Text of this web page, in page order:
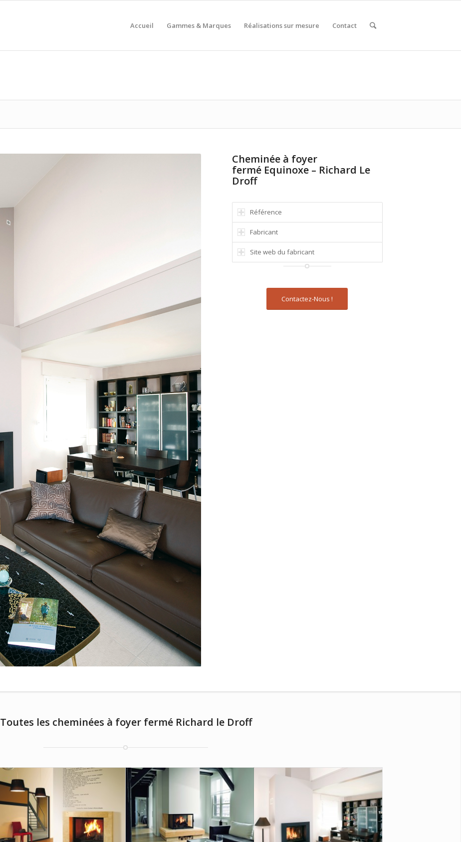
Accueil Gammes & Marques Réalisations sur mesure Contact
Cheminée à foyer
fermé Equinoxe – Richard Le
Droff
Référence
Fabricant
Site web du fabricant
Contactez-Nous !
Toutes les cheminées à foyer fermé Richard le Droff